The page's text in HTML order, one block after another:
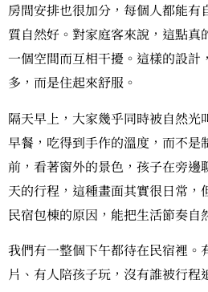
房間安排也很加分，每個人都能有
質自然好。對家庭客來說，這點真
一個空間而互相干擾。這樣的設計
多，而是住起來舒服。
隔天早上，大家幾乎同時被自然光
早餐，吃得到手作的溫度，而不是
前，看著窗外的景色，孩子在旁邊
天的行程，這種畫面其實很日常，
民宿包棟的原因，能把生活節奏自
我們有一整個下午都待在民宿裡。
片、有人陪孩子玩，沒有誰被行程